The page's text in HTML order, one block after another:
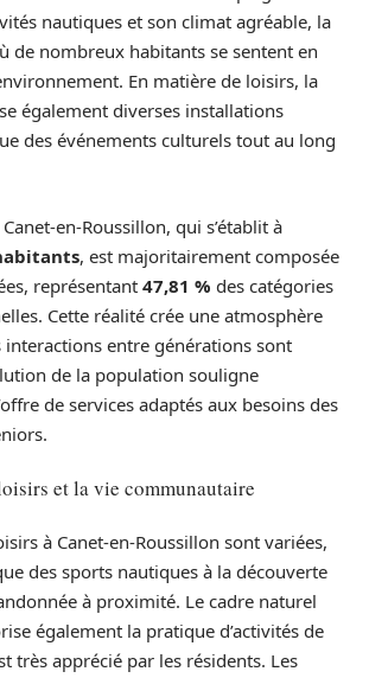
nautiques et son climat agréable, la
de nombreux habitants se sentent en
En matière de loisirs, la
également diverses installations
des événements culturels tout au long
en-Roussillon, qui s’établit à
, est majoritairement composée
représentant 47,81 % des catégories
Cette réalité crée une atmosphère
interactions entre générations sont
de la population souligne
de services adaptés aux besoins des
et la vie communautaire
à Canet-en-Roussillon sont variées,
des sports nautiques à la découverte
à proximité. Le cadre naturel
également la pratique d’activités de
très apprécié par les résidents. Les